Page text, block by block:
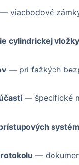
— viacbodové
cylindrickej vložky
— pri ťažkých
— špecifické
—